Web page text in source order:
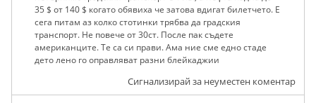
35 $ от 140 $ когато обявиха че затова вдигат билетчето. Е
сега питам аз колко стотинки трябва да градския
транспорт. Не повече от 30ст. После пак съдете
американците. Те са си прави. Ама ние сме едно стаде
дето лено го оправляват разни блейкаджии
Сигнализирай за неуместен коментар